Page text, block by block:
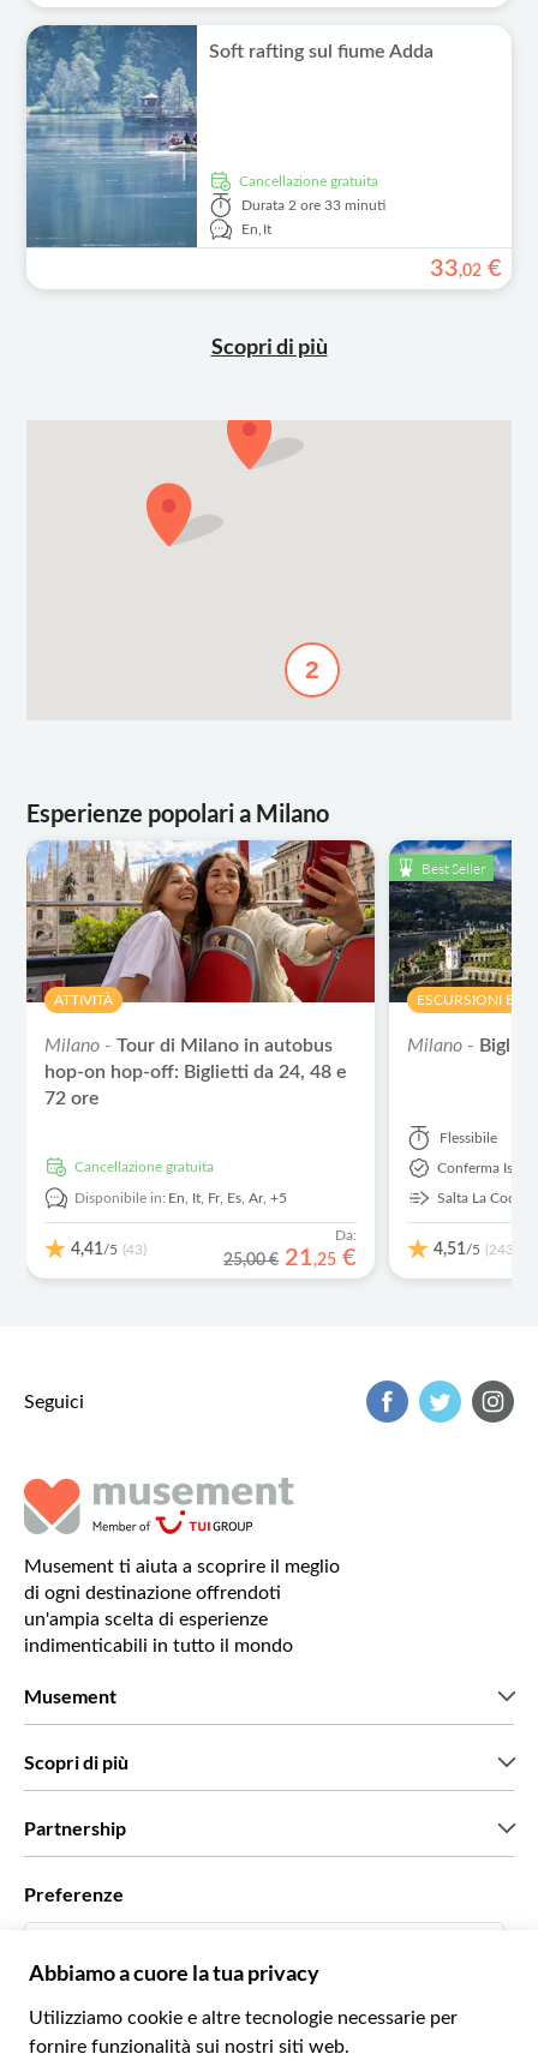
Soft rafting sul fiume Adda
Cancellazione gratuita
Durata 2 ore 33 minuti
En,It
33,02 €
Scopri di più
2
Esperienze popolari a Milano
ATTIVITÀ
Milano -Tour di Milano in autobus
hop-on hop-off: Biglietti da 24, 48 e
72 ore
Cancellazione gratuita
Disponibile in: En, It, Fr, Es,Ar,+5
4,41/5 (43)
Da:
25,00 € 21,25 €
Best Seller
ESCURSIONI E
Milano -
Flessibile
Conferma
Salta La Coda
4,51/5 (243)
Seguici
Musement ti aiuta a scoprire il meglio
di ogni destinazione offrendoti
un'ampia scelta di esperienze
indimenticabili in tutto il mondo
Musement
Scopri di più
Partnership
Agenzie viaggi
Diventa un nostro fornitore
Become a Distribution Partner
Preferenze
Italiano
Français
€ Euro